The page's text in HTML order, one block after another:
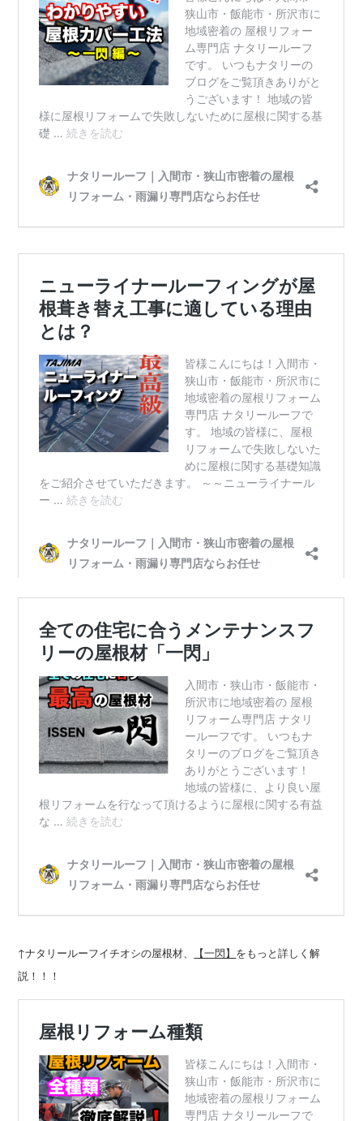
↑ナタリールーフイチオシの屋根材、 【一閃】 をもっと詳しく解
説！！！